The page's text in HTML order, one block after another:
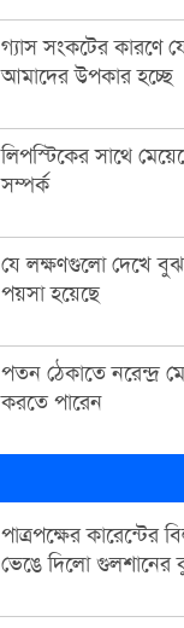
গ্যাস সংকটের কারণে
আমাদের উপকার হচ্ছে
লিপস্টিকের সাথে
সম্পর্ক
যে লক্ষণগুলো দেখে
পয়সা হয়েছে
পতন ঠেকাতে নরেন্দ্র
করতে পারেন
পাত্রপক্ষের কারেন্টের
ভেঙে দিলো